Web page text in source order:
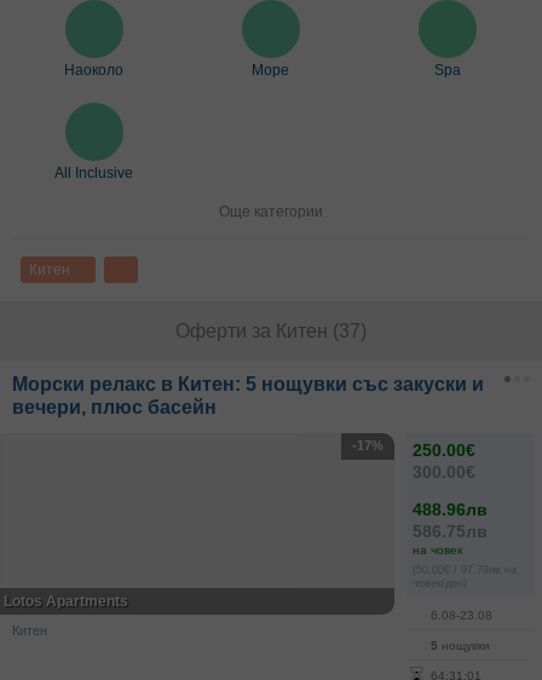
Наоколо Море Spa
All Inclusive
Още категории
Китен
Оферти за Китен (37)
Морски релакс в Китен: 5 нощувки със закуски и
вечери, плюс басейн
250.00€
300.00€
488.96лв
586.75лв
на човек
(50.00€ / 97.79лв на
човек/ден)
6.08-23.08
5 нощувки
64:31 :01
-17%
Lotos Apartments
Китен